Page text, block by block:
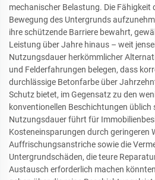
mechanischer Belastung. Die Fähigkeit
Bewegung des Untergrunds
ihre schützende Barriere bewahrt,
Leistung über Jahre hinaus – weit
Nutzungsdauer herkömmlicher
und Felderfahrungen belegen, dass
durchlässige Betonfarbe über
Schutz bietet, im Gegensatz zu den
konventionellen Beschichtungen üblich
Nutzungsdauer führt für
Kosteneinsparungen durch geringeren
Auffrischungsanstriche sowie die
Untergrundschäden, die teure
Austausch erforderlich machen